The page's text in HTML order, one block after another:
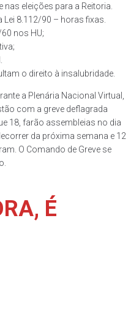
nas eleições para a Reitoria.
8.112/90 – horas fixas.
nos HU;
o direito à insalubridade.
a Plenária Nacional Virtual,
com a greve deflagrada
18, farão assembleias no dia
da próxima semana e 12
O Comando de Greve se
É